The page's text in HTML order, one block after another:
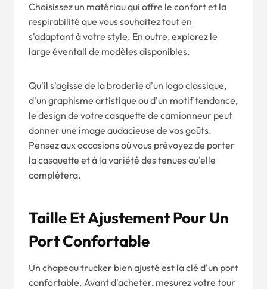
Choisissez un matériau qui offre le confort et la
respirabilité que vous souhaitez tout en
s'adaptant à votre style. En outre, explorez le
large éventail de modèles disponibles.
Qu'il s'agisse de la broderie d'un logo classique,
d'un graphisme artistique ou d'un motif tendance,
le design de votre casquette de camionneur peut
donner une image audacieuse de vos goûts.
Pensez aux occasions où vous prévoyez de porter
la casquette et à la variété des tenues qu'elle
complétera.
Taille Et Ajustement Pour Un
Port Confortable
Un chapeau trucker bien ajusté est la clé d'un port
confortable. Avant d'acheter, mesurez votre tour